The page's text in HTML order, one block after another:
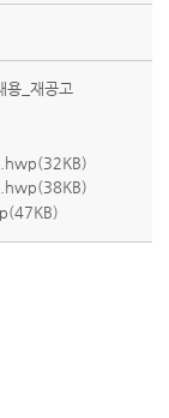
용_재공고
.hwp(32KB)
.hwp(38KB)